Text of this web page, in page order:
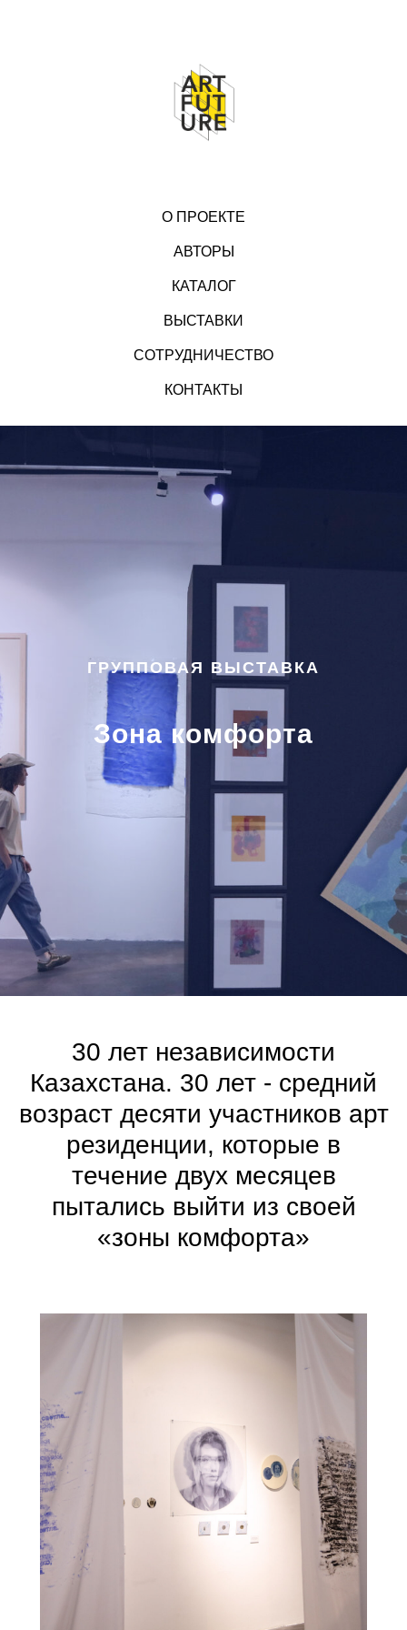
О ПРОЕКТЕ
АВТОРЫ
КАТАЛОГ
ВЫСТАВКИ
СОТРУДНИЧЕСТВО
КОНТАКТЫ
ГРУППОВАЯ ВЫСТАВКА
Зона комфорта
30 лет независимости
Казахстана. 30 лет - средний
возраст десяти участников арт
резиденции, которые в
течение двух месяцев
пытались выйти из своей
«зоны комфорта»